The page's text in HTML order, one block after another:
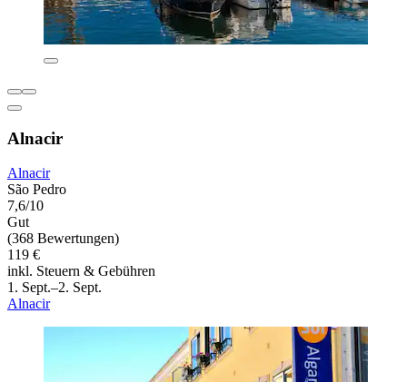
Alnacir
Alnacir
São Pedro
7,6/10
Gut
(368 Bewertungen)
119 €
inkl. Steuern & Gebühren
1. Sept.–2. Sept.
Alnacir